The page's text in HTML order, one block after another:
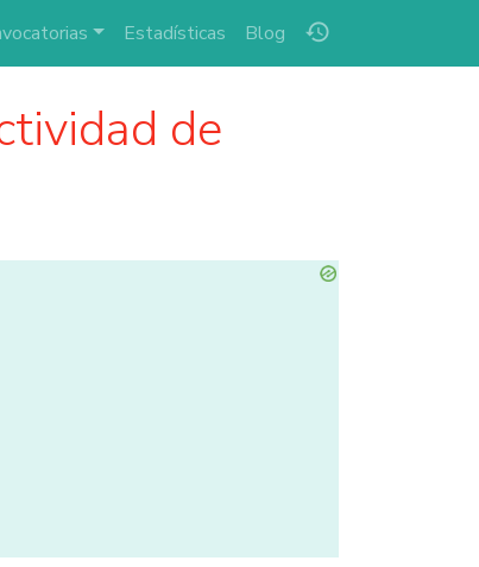
history
Estadísticas Blog
de